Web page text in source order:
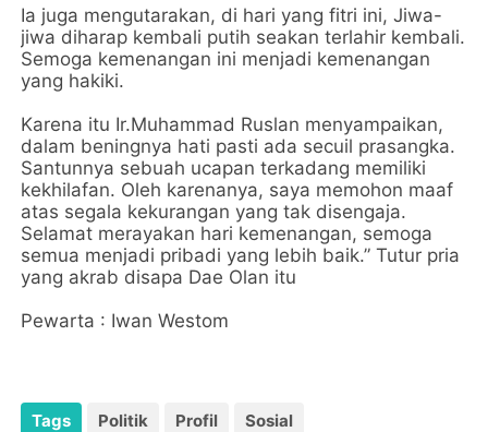
Ia juga mengutarakan, di hari yang fitri ini, Jiwa-
jiwa diharap kembali putih seakan terlahir kembali.
Semoga kemenangan ini menjadi kemenangan
yang hakiki.
Karena itu Ir.Muhammad Ruslan menyampaikan,
dalam beningnya hati pasti ada secuil prasangka.
Santunnya sebuah ucapan terkadang memiliki
kekhilafan. Oleh karenanya, saya memohon maaf
atas segala kekurangan yang tak disengaja.
Selamat merayakan hari kemenangan, semoga
semua menjadi pribadi yang lebih baik.” Tutur pria
yang akrab disapa Dae Olan itu
Pewarta : Iwan Westom
Tags Politik Profil Sosial